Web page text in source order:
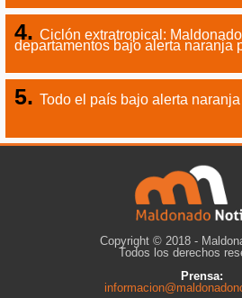
Ciclón extratropical:
departamentos bajo alerta naranja
Todo el país bajo alerta
Copyright © 2018 -
Todos los derechos
Prensa: